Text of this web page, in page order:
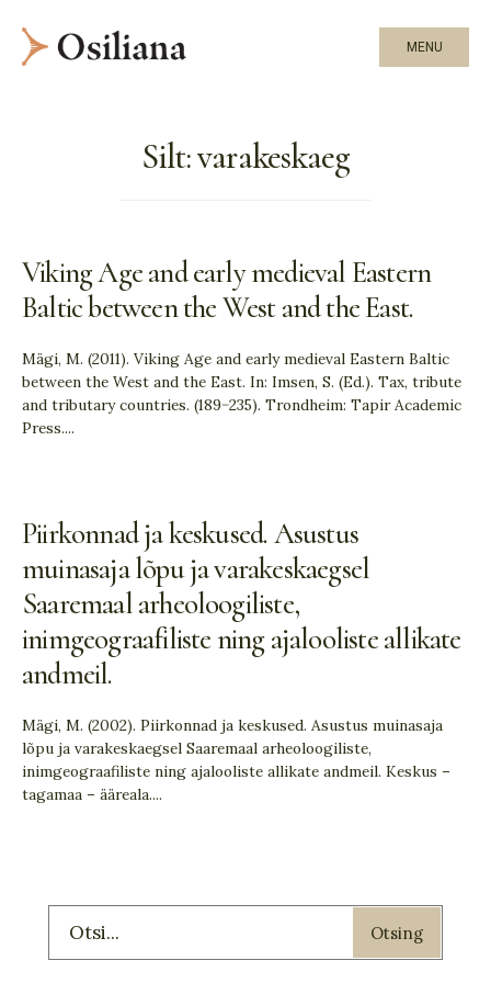
MENU
Silt:varakeskaeg
Viking Age and early medieval Eastern
Baltic between the West and the East.
Mägi, M. (2011). Viking Age and early medieval Eastern Baltic
between the West and the East. In: Imsen, S. (Ed.). Tax, tribute
and tributary countries. (189−235). Trondheim: Tapir Academic
Press....
Piirkonnad ja keskused. Asustus
muinasaja lõpu ja varakeskaegsel
Saaremaal arheoloogiliste,
inimgeograafiliste ning ajalooliste allikate
andmeil.
Mägi, M. (2002). Piirkonnad ja keskused. Asustus muinasaja
lõpu ja varakeskaegsel Saaremaal arheoloogiliste,
inimgeograafiliste ning ajalooliste allikate andmeil. Keskus –
tagamaa – ääreala....
Otsing